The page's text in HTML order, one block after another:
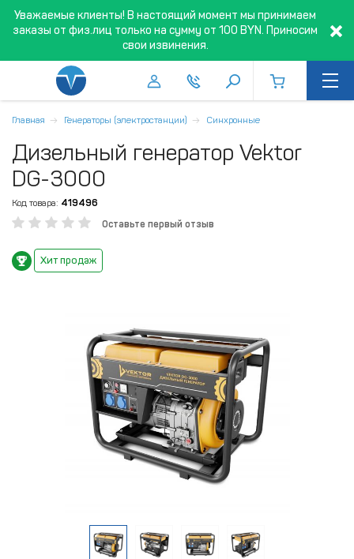
Уважаемые клиенты! В настоящий момент мы принимаем
заказы от физ.лиц только на сумму от 100 BYN. Приносим
свои извинения.
Главная Генераторы (электростанции) Синхронные
Дизельный генератор Vektor
DG-3000
Код товара: 419496
Оставьте первый отзыв
Хит продаж